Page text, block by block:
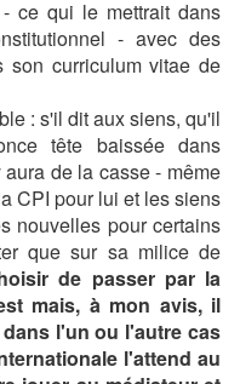
ce qui le mettrait dans
- avec des
son curriculum vitae de
: s'il dit aux siens, qu'il
tête baissée dans
de la casse - même
CPI pour lui et les siens
nouvelles pour certains
que sur sa milice de
de passer par la
mais, à mon avis, il
l'un ou l'autre cas
l'attend au